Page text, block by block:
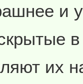
и
их